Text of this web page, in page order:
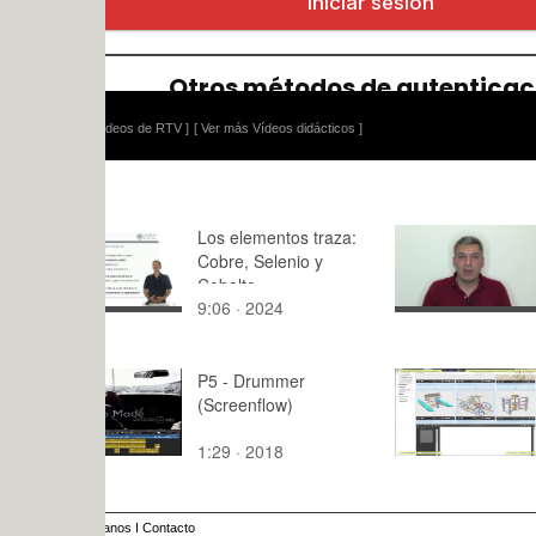
[ Ver más Vídeos didácticos ]
Los elementos traza:
Cobre, Selenio y
Cobalto
9:06 · 2024
MaiL
Overview
project and
3:05 · 2021
P5 - Drummer
(Screenflow)
1:29 · 2018
Métodos
para
2020 ¿
18:08 ·